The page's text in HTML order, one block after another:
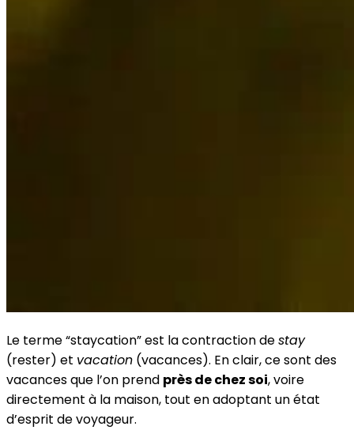
Le terme “staycation” est la contraction destay
(rester) et vacation (vacances). En clair, ce sont des
vacances que l’on prend près de chez soi, voire
directement à la maison, tout en adoptant un état
d’esprit de voyageur.